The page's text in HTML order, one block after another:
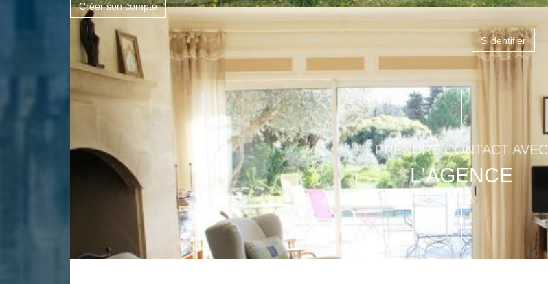
Créer son compte
S'identifier
PRENDRE CONTACT AVEC
L'AGENCE